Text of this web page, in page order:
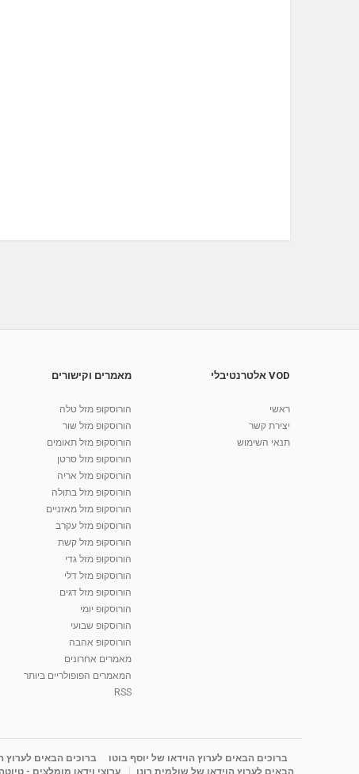
VOD אלטרנטיבלי
ראשי
יצירת קשר
תנאי השימוש
מאמרים וקישורים
הורוסקופ מזל טלה
הורוסקופ מזל שור
הורוסקופ מזל תאומים
הורוסקופ מזל סרטן
הורוסקופ מזל אריה
הורוסקופ מזל בתולה
הורוסקופ מזל מאזניים
הורוסקופ מזל עקרב
הורוסקופ מזל קשת
הורוסקופ מזל גדי
הורוסקופ מזל דלי
הורוסקופ מזל דגים
הורוסקופ יומי
הורוסקופ שבועי
הורוסקופ אהבה
מאמרים אחרונים
המאמרים הפופולריים ביותר
RSS
ברוכים הבאים לערוץ הוידאו של יוסף בוטו ברוכים הבאים לערוץ
הבאים לערוץ הוידאו של שולמית רונן
ערוצי וידאו מומלצים - טיוטה